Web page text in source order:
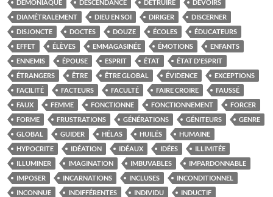
DÉMONIAQUE DESCENDANCE DÉTRUIRE
DEVOIRS
DIAMÉTRALEMENT
DIEU EN SOI DIRIGER
DISCERNER
DISJONCTE
DOCTES DOUZE ÉCOLES
ÉDUCATEURS
EFFET
ÉLÈVES EMMAGASINÉE ÉMOTIONS
ENFANTS
ENNEMIS
ÉPOUSE ESPRIT ÉTAT
ÉTAT D'ESPRIT
ÉTRANGERS
ÊTRE ÊTRE GLOBAL ÉVIDENCE
EXCEPTIONS
FACILITÉ
FACTEURS FACULTÉ FAIRE CROIRE
FAUSSÉ
FAUX
FEMME FONCTIONNE FONCTIONNEMENT
FORCER
FORME
FRUSTRATIONS GÉNÉRATIONS GÉNITEURS
GENRE
GLOBAL
GUIDER HÉLAS HUILÉS
HUMAINE
HYPOCRITE
IDÉATION IDÉAUX IDÉES
ILLIMITÉE
ILLUMINER
IMAGINATION IMBUVABLES
IMPARDONNABLE
IMPOSER
INCARNATIONS INCLUSES
INCONDITIONNEL
INCONNUE
INDIFFÉRENTES INDIVIDU
INDUCTIF